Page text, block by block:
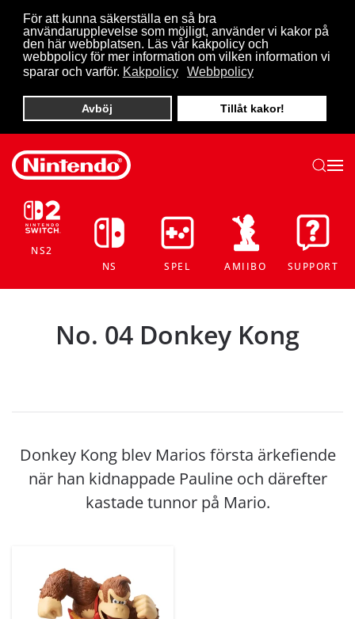
För att kunna säkerställa en så bra
användarupplevelse som möjligt, använder vi kakor på
den här webbplatsen. Läs vår kakpolicy och
webbpolicy för mer information om vilken information vi
sparar och varför. Kakpolicy Webbpolicy
Avböj Tillåt kakor!
Skip to main content
NS2
NS
SPEL AMIIBO SUPPORT
No. 04 Donkey Kong
Donkey Kong blev Marios första ärkefiende
när han kidnappade Pauline och därefter
kastade tunnor på Mario.